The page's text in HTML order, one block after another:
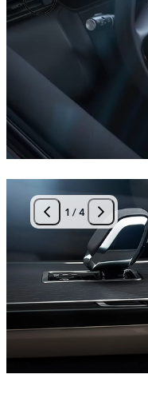
1 /4